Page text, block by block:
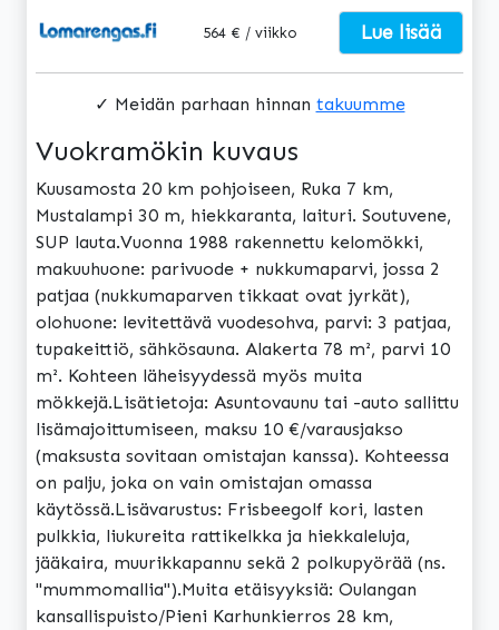
564 € / viikko Lue lisää
✓ Meidän parhaan hinnan takuumme
Vuokramökin kuvaus
Kuusamosta 20 km pohjoiseen, Ruka 7 km,
Mustalampi 30 m, hiekkaranta, laituri. Soutuvene,
SUP lauta.Vuonna 1988 rakennettu kelomökki,
makuuhuone: parivuode + nukkumaparvi, jossa 2
patjaa (nukkumaparven tikkaat ovat jyrkät),
olohuone: levitettävä vuodesohva, parvi: 3 patjaa,
tupakeittiö, sähkösauna. Alakerta 78 m², parvi 10
m². Kohteen läheisyydessä myös muita
mökkejä.Lisätietoja: Asuntovaunu tai -auto sallittu
lisämajoittumiseen, maksu 10 €/varausjakso
(maksusta sovitaan omistajan kanssa). Kohteessa
on palju, joka on vain omistajan omassa
käytössä.Lisävarustus: Frisbeegolf kori, lasten
pulkkia, liukureita rattikelkka ja hiekkaleluja,
jääkaira, muurikkapannu sekä 2 polkupyörää (ns.
"mummomallia").Muita etäisyyksiä: Oulangan
kansallispuisto/Pieni Karhunkierros 28 km,